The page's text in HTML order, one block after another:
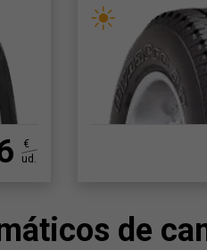
€
ud.
de